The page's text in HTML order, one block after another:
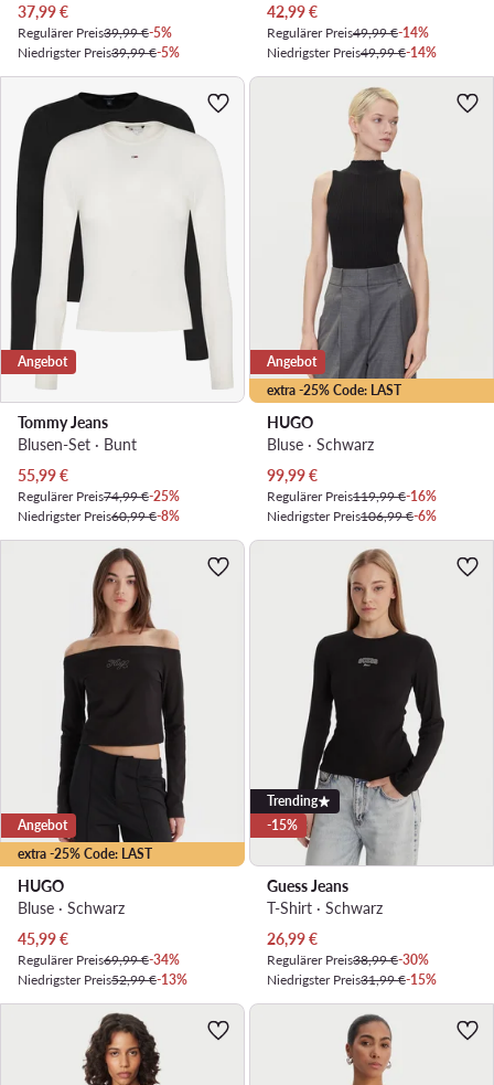
Aktueller Preis
37,99€
Regulärer Preis39,99 €-5%
Niedrigster Preis39,99 €-5%
Aktueller Preis
42,99€
Regulärer Preis49,99 €-14%
Niedrigster Preis49,99 €-14%
Angebot
Tommy Jeans
Blusen-Set · Bunt
Aktueller Preis
55,99€
Regulärer Preis74,99 €-25%
Niedrigster Preis60,99 €-8%
extra -25% Code: LAST
Angebot
HUGO
Bluse · Schwarz
Aktueller Preis
99,99€
Regulärer Preis119,99 €-16%
Niedrigster Preis106,99 €-6%
extra -25% Code: LAST
Angebot
HUGO
Bluse · Schwarz
Aktueller Preis
45,99€
Regulärer Preis69,99 €-34%
Niedrigster Preis52,99 €-13%
Trending
-15%
Guess Jeans
T-Shirt · Schwarz
Aktueller Preis
26,99€
Regulärer Preis38,99 €-30%
Niedrigster Preis31,99 €-15%